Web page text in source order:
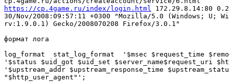
https://cp.4game.ru/index/login.html 172.29.8.14:80
30/Nov/2008:09:57:11 +0300 "Mozilla/5.0 (Windows; U;
rv:1.9.0.1) Gecko/2008070208 Firefox/3.0.1"
формат лога
log_format  stat_log_format  '$msec $request_time
'$status $uid_got $uid_set $server_name$request_uri
'$upstream_addr $upstream_response_time
"$http_user_agent"';